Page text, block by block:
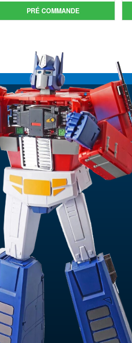
initial
était :
prix
actuel
PRÉ COMMANDE